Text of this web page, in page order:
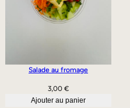
Salade au fromage
3,00 €
Ajouter au panier